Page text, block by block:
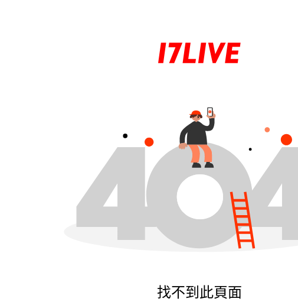
找不到此頁面